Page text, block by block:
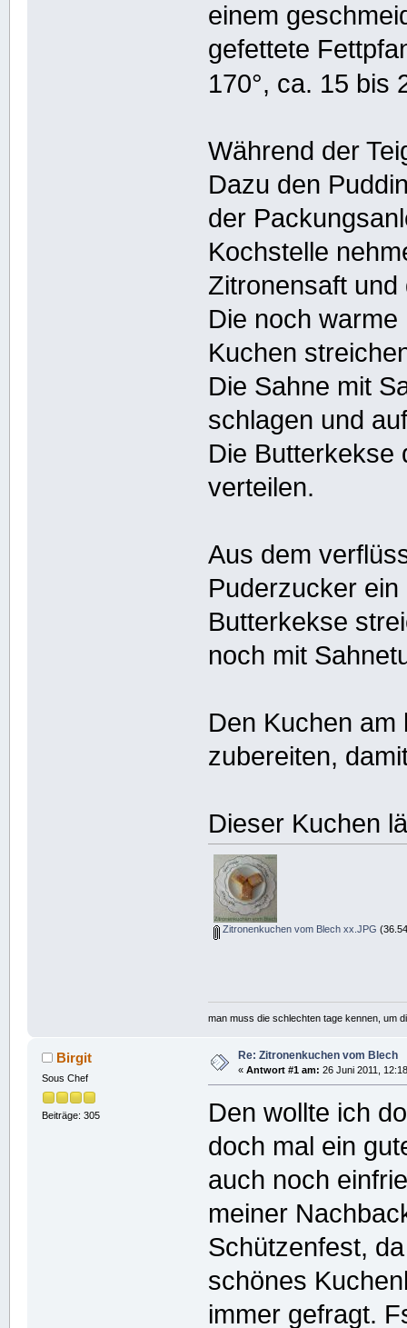
einem
gefettete
170°, ca. 15 bis
Während der
Dazu den
der
Kochstelle
Zitronensaft
Die noch
Kuchen
Die Sahne mit
schlagen und
Die Butterkekse
verteilen.
Aus dem
Puderzucker
Butterkekse
noch mit
Den Kuchen am
zubereiten,
Dieser Kuchen
Zitronenkuchen vom Blech xx.JPG
man muss die schlechten tage kennen, um
Birgit
Sous Chef
Beiträge: 305
Re: Zitronenkuchen vom Blech
« Antwort #1 am: 26 Juni 2011,
Den wollte ich
doch mal ein
auch noch
meiner
Schützenfest,
schönes
immer gefragt.